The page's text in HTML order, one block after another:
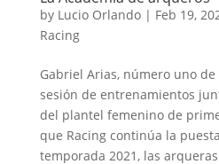
by Lucio Orlando| Feb 19,
Racing
Gabriel Arias, número uno
sesión de entrenamientos
del plantel femenino de
que Racing continúa la
temporada 2021, las